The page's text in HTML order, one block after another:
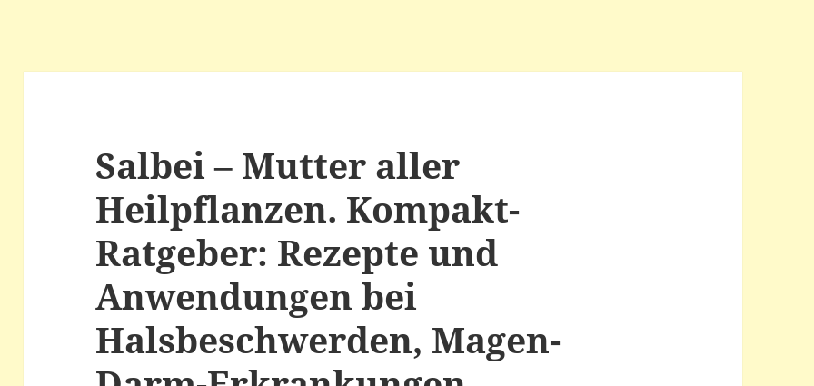
Salbei – Mutter aller
Heilpflanzen. Kompakt-
Ratgeber: Rezepte und
Anwendungen bei
Halsbeschwerden, Magen-